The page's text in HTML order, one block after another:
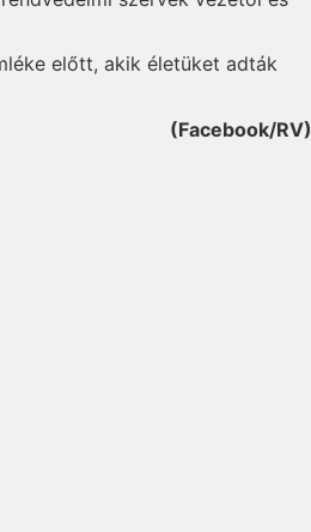
előtt, akik életüket adták
(Facebook/RV)